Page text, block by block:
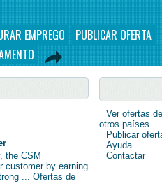
EMPREGO
PUBLICAR OFERTA
the CSM
customer by earning
... Ofertas de
Ver ofertas
otros países
Publicar
Ayuda
Contactar